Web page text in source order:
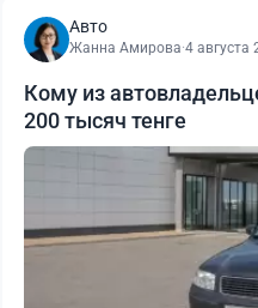
Авто
Жанна Амирова·4 августа
Кому из
200 тысяч тенге